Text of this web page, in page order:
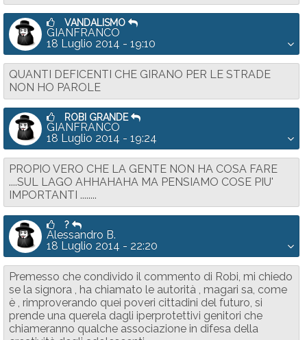
VANDALISMO
GIANFRANCO
18 Luglio 2014 - 19:10
QUANTI DEFICENTI CHE GIRANO PER LE STRADE
NON HO PAROLE
ROBI GRANDE
GIANFRANCO
18 Luglio 2014 - 19:24
PROPIO VERO CHE LA GENTE NON HA COSA FARE
....SUL LAGO AHHAHAHA MA PENSIAMO COSE PIU'
IMPORTANTI ........
?
Alessandro B.
18 Luglio 2014 - 22:20
Premesso che condivido il commento di Robi, mi chiedo
se la signora , ha chiamato le autorità , magari sa, come
è , rimproverando quei poveri cittadini del futuro, si
prende una querela dagli iperprotettivi genitori che
chiameranno qualche associazione in difesa della